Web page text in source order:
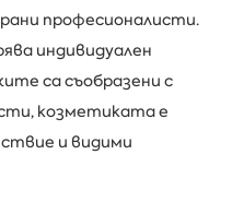
професионалисти.
индивидуален
са съобразени с
козметиката е
и видими